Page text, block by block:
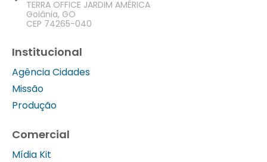
TERRA OFFICE JARDIM AMÉRICA
Goiânia, GO
CEP 74265-040
Institucional
Agência Cidades
Missão
Produção
Comercial
Mídia Kit